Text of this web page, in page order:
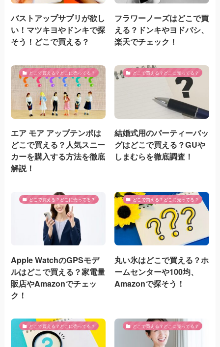
バストアップサプリが欲し
い！マツキヨやドンキで探
そう！どこで買える？
フラワーノーズはどこで買
える？ドンキやヨドバシ、
楽天でチェック！
どこで買える？どこに売ってる？
エア モア アップテンポは
どこで買える？人気スニー
カーを購入する方法を徹底
解説！
どこで買える？どこに売ってる？
結婚式用のパーティーバッ
グはどこで買える？GUや
しまむらを徹底調査！
どこで買える？どこに売ってる？
Apple WatchのGPSモデ
ルはどこで買える？家電量
販店やAmazonでチェッ
ク！
どこで買える？どこに売ってる？
丸い氷はどこで買える？ホ
ームセンターや100均、
Amazonで探そう！
どこで買える？どこに売ってる？ どこで買える？どこに売ってる？